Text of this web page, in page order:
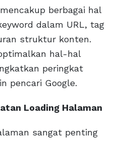
berbagai hal
dalam URL, tag
struktur konten.
hal-hal
peringkat
pencari Google.
Loading Halaman
sangat penting